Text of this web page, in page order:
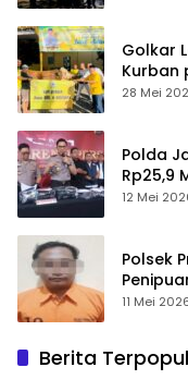
Golkar
Kurban
28 Mei
Polda
Rp25,9
12 Mei
Polsek
11 Mei
Berita